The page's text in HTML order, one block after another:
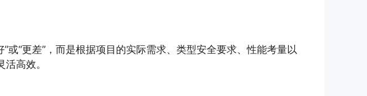
“更差”，而是根据项目的实际需求、类型安全要求、性能考量以
高效。